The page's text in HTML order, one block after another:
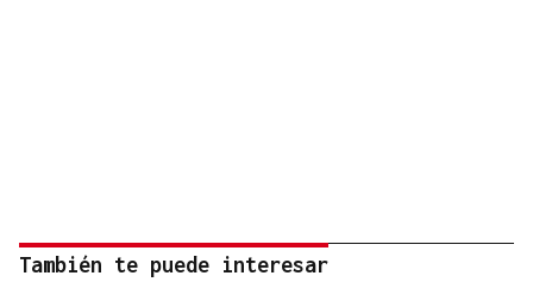
También te puede interesar